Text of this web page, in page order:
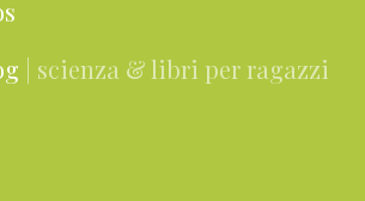
| scienza & libri per ragazzi